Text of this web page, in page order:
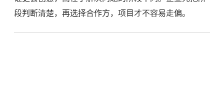
段判断清楚，再选择合作方，项目才不容易走偏。